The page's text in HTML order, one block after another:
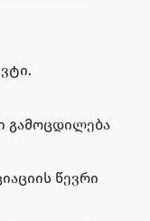
გამოცდილება
წევრი